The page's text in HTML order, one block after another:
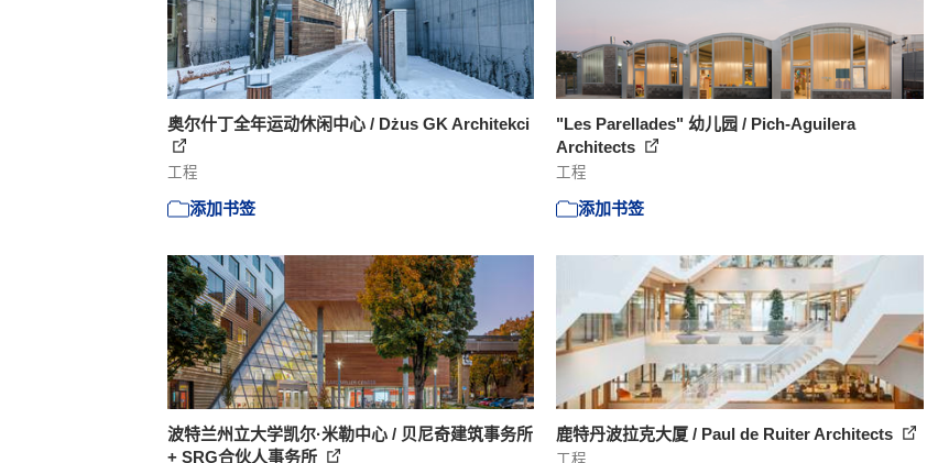
奥尔什丁全年运动休闲中心 / Dżus GK Architekci
工程
添加书签
"Les Parellades" 幼儿园 / Pich‐Aguilera
Architects
工程
添加书签
波特兰州立大学凯尔·米勒中心 / 贝尼奇建筑事务所
+ SRG合伙人事务所
鹿特丹波拉克大厦 / Paul de Ruiter Architects
工程